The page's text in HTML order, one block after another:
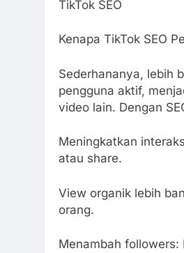
TikTok SEO
Kenapa TikTok SEO
Sederhananya, lebih
pengguna aktif,
video lain. Dengan
Meningkatkan
atau share.
View organik lebih
orang.
Menambah followers: